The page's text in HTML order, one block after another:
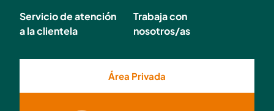
Servicio de atención
a la clientela
Trabaja con
nosotros/as
Área Privada